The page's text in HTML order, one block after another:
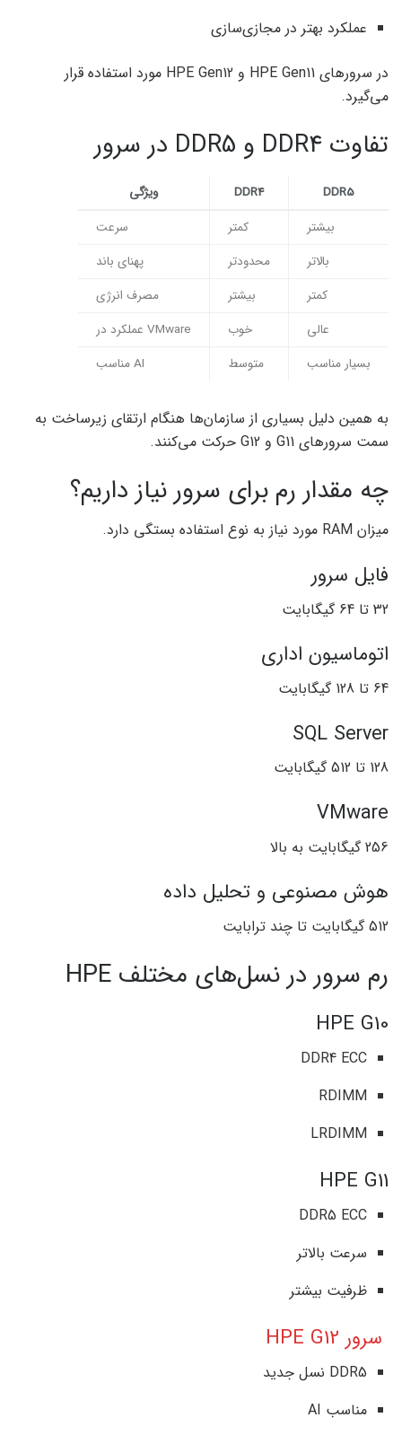
عملکرد بهتر در مجازی‌سازی
در سرورهای HPE Gen11 و HPE Gen12 مورد استفاده قرار
می‌گیرد.
تفاوت DDR4 و DDR5 در سرور
ویژگی DDR4
DDR5
سرعت
کمتر
بیشتر
پهنای باند
محدودتر
بالاتر
مصرف انرژی
بیشتر
کمتر
عملکرد در VMware
خوب
عالی
مناسب AI
متوسط بسیار مناسب
به همین دلیل بسیاری از سازمان‌ها هنگام ارتقای زیرساخت به
سمت سرورهای G11 و G12 حرکت می‌کنند.
چه مقدار رم برای سرور نیاز داریم؟
میزان RAM مورد نیاز به نوع استفاده بستگی دارد.
فایل سرور
32 تا 64 گیگابایت
اتوماسیون اداری
64 تا 128 گیگابایت
SQL Server
128 تا 512 گیگابایت
VMware
256 گیگابایت به بالا
هوش مصنوعی و تحلیل داده
512 گیگابایت تا چند ترابایت
رم سرور در نسل‌های مختلف HPE
HPE G10
DDR4 ECC
RDIMM
LRDIMM
HPE G11
DDR5 ECC
سرعت بالاتر
ظرفیت بیشتر
سرور HPE G12
DDR5 نسل جدید
مناسب AI